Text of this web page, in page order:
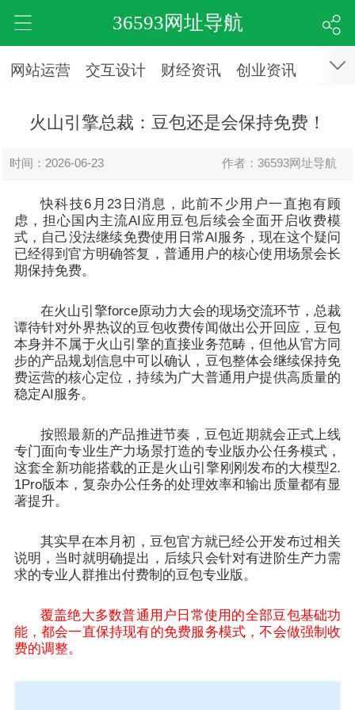
36593网址导航
网站运营 交互设计 财经资讯 创业资讯
火山引擎总裁：豆包还是会保持免费！
时间：2026-06-23 作者：36593网址导航
快科技6月23日消息，此前不少用户一直抱有顾
虑，担心国内主流AI应用豆包后续会全面开启收费模
式，自己没法继续免费使用日常AI服务，现在这个疑问
已经得到官方明确答复，普通用户的核心使用场景会长
期保持免费。
在火山引擎force原动力大会的现场交流环节，总裁
谭待针对外界热议的豆包收费传闻做出公开回应，豆包
本身并不属于火山引擎的直接业务范畴，但他从官方同
步的产品规划信息中可以确认，豆包整体会继续保持免
费运营的核心定位，持续为广大普通用户提供高质量的
稳定AI服务。
按照最新的产品推进节奏，豆包近期就会正式上线
专门面向专业生产力场景打造的专业版办公任务模式，
这套全新功能搭载的正是火山引擎刚刚发布的大模型2.
1Pro版本，复杂办公任务的处理效率和输出质量都有显
著提升。
其实早在本月初，豆包官方就已经公开发布过相关
说明，当时就明确提出，后续只会针对有进阶生产力需
求的专业人群推出付费制的豆包专业版。
覆盖绝大多数普通用户日常使用的全部豆包基础功
能，都会一直保持现有的免费服务模式，不会做强制收
费的调整。